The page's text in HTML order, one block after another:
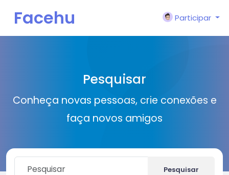
Facehu
Participar
Pesquisar
Conheça novas pessoas, crie conexões e
faça novos amigos
Pesquisar